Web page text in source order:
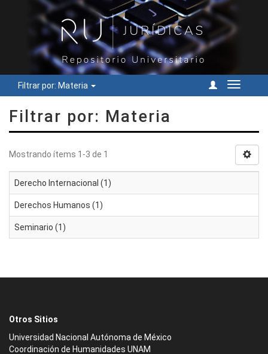
Filtrar por: Materia
Cambiar
Filtrar por: Materia
Mostrando ítems 1-3 de 1
Derecho Internacional (1)
Derechos Humanos (1)
Seminario (1)
Otros Sitios
Universidad Nacional Autónoma de México
Coordinación de Humanidades UNAM